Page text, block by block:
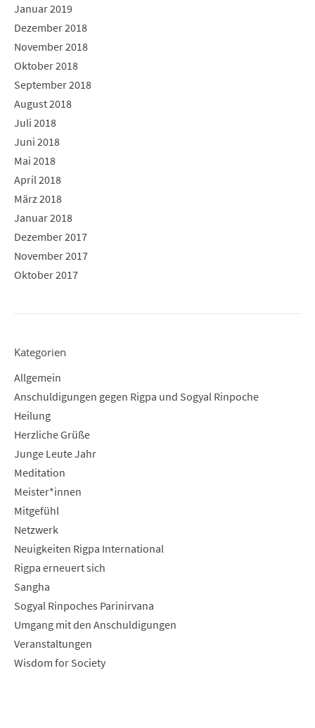
Januar 2019
Dezember 2018
November 2018
Oktober 2018
September 2018
August 2018
Juli 2018
Juni 2018
Mai 2018
April 2018
März 2018
Januar 2018
Dezember 2017
November 2017
Oktober 2017
Kategorien
Allgemein
Anschuldigungen gegen Rigpa und Sogyal Rinpoche
Heilung
Herzliche Grüße
Junge Leute Jahr
Meditation
Meister*innen
Mitgefühl
Netzwerk
Neuigkeiten Rigpa International
Rigpa erneuert sich
Sangha
Sogyal Rinpoches Parinirvana
Umgang mit den Anschuldigungen
Veranstaltungen
Wisdom for Society